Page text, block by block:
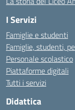
I Servizi
Famiglie e studenti
Famiglie, studenti,
Personale scolastico
Piattaforme digitali
Tutti i servizi
Didattica